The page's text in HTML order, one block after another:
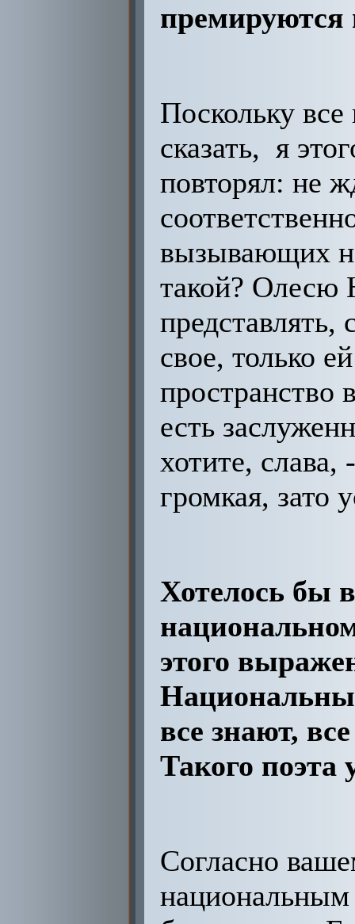
премируются
Поскольку
сказать, я
повторял: не
вызывающих
такой? Олесю
представлять,
свое, только
пространство
есть
хотите,
громкая, зато
Хотелось бы
этого
все знают,
Такого поэта
Согласно
национальным